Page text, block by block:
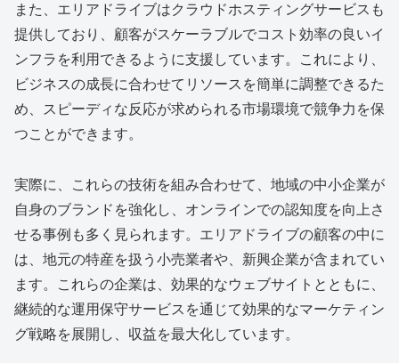
また、エリアドライブはクラウドホスティングサービスも
提供しており、顧客がスケーラブルでコスト効率の良いイ
ンフラを利用できるように支援しています。これにより、
ビジネスの成長に合わせてリソースを簡単に調整できるた
め、スピーディな反応が求められる市場環境で競争力を保
つことができます。
実際に、これらの技術を組み合わせて、地域の中小企業が
自身のブランドを強化し、オンラインでの認知度を向上さ
せる事例も多く見られます。エリアドライブの顧客の中に
は、地元の特産を扱う小売業者や、新興企業が含まれてい
ます。これらの企業は、効果的なウェブサイトとともに、
継続的な運用保守サービスを通じて効果的なマーケティン
グ戦略を展開し、収益を最大化しています。